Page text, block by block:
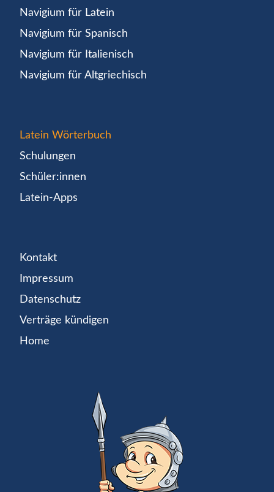
Navigium für Latein
Navigium für Spanisch
Navigium für Italienisch
Navigium für Altgriechisch
Latein Wörterbuch
Schulungen
Schüler:innen
Latein-Apps
Kontakt
Impressum
Datenschutz
Verträge kündigen
Home